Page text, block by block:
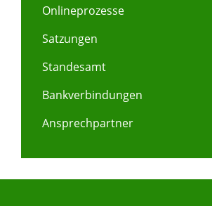
Onlineprozesse
Satzungen
Standesamt
Bankverbindungen
Ansprechpartner